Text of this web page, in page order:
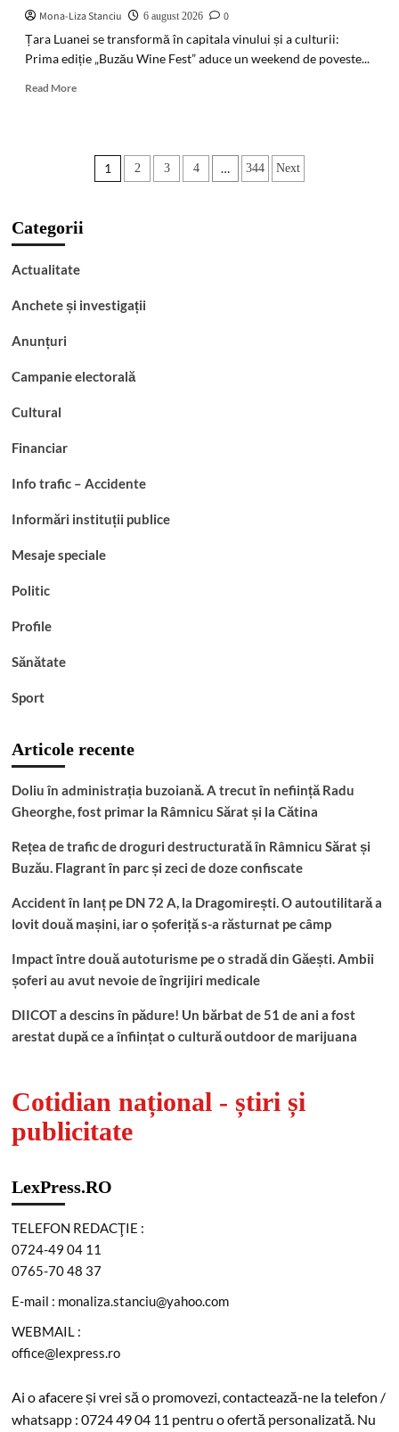
pe
Mona-Liza Stanciu 6 august 2026
0
Țara Luanei se transformă în capitala vinului și a culturii:
Prima ediție „Buzău Wine Fest” aduce un weekend de poveste...
Read MoreRead
ISTORICĂ
lansează
„Buzău
Fest”!
și
reconstituiri
Paginație
1 2 3 4 … 344 Next
Categorii
Actualitate
Anchete și investigații
Anunțuri
Campanie electorală
Cultural
Financiar
Info trafic – Accidente
Informări instituții publice
Mesaje speciale
Politic
Profile
Sănătate
Sport
Articole recente
Doliu în administrația buzoiană. A trecut în neființă Radu
Gheorghe, fost primar la Râmnicu Sărat și la Cătina
Rețea de trafic de droguri destructurată în Râmnicu Sărat și
Buzău. Flagrant în parc și zeci de doze confiscate
Accident în lanț pe DN 72 A, la Dragomirești. O autoutilitară a
lovit două mașini, iar o șoferiță s-a răsturnat pe câmp
Impact între două autoturisme pe o stradă din Găești. Ambii
șoferi au avut nevoie de îngrijiri medicale
DIICOT a descins în pădure! Un bărbat de 51 de ani a fost
arestat după ce a înființat o cultură outdoor de marijuana
Cotidian național - știri și
publicitate
LexPress.RO
TELEFON REDACŢIE :
0724-49 04 11
0765-70 48 37
E-mail : monaliza.stanciu@yahoo.com
WEBMAIL :
office@lexpress.ro
Ai o afacere și vrei să o promovezi, contactează-ne la telefon /
whatsapp : 0724 49 04 11 pentru o ofertă personalizată. Nu